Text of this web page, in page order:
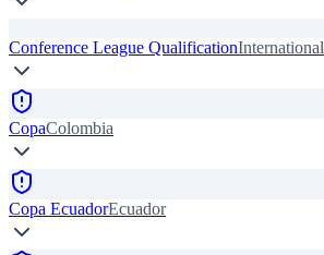
Conference League QualificationInternational
CopaColombia
Copa EcuadorEcuador